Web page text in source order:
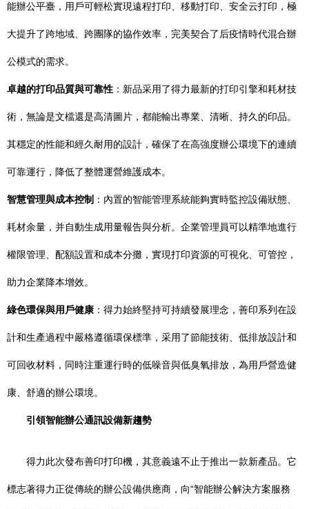
能辦公平臺，用戶可輕松實現遠程打印、移動打印、安全云打印，極
大提升了跨地域、跨團隊的協作效率，完美契合了后疫情時代混合辦
公模式的需求。
卓越的打印品質與可靠性 ：新品采用了得力最新的打印引擎和耗材技
術，無論是文檔還是高清圖片，都能輸出專業、清晰、持久的印品。
其穩定的性能和經久耐用的設計，確保了在高強度辦公環境下的連續
可靠運行，降低了整體運營維護成本。
智慧管理與成本控制 ：內置的智能管理系統能夠實時監控設備狀態、
耗材余量，并自動生成用量報告與分析。企業管理員可以精準地進行
權限管理、配額設置和成本分攤，實現打印資源的可視化、可管控，
助力企業降本增效。
綠色環保與用戶健康 ：得力始終堅持可持續發展理念，善印系列在設
計和生產過程中嚴格遵循環保標準，采用了節能技術、低排放設計和
可回收材料，同時注重運行時的低噪音與低臭氧排放，為用戶營造健
康、舒適的辦公環境。
引領智能辦公通訊設備新趨勢
得力此次發布善印打印機，其意義遠不止于推出一款新產品。它
標志著得力正從傳統的辦公設備供應商，向“智能辦公解決方案服務